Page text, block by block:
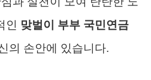
인 맞벌이 부부 국민연금
의 손안에 있습니다.